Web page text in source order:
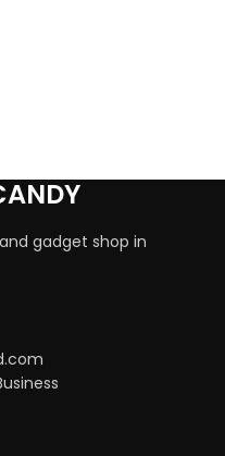
gadget shop in